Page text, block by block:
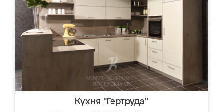
Кухня "Гертруда"